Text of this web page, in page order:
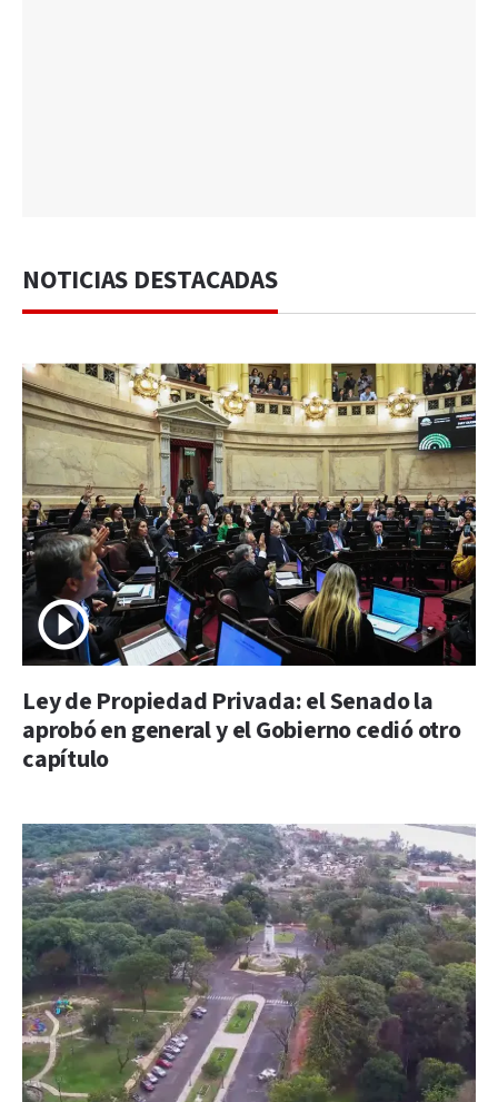
NOTICIAS DESTACADAS
Ley de Propiedad Privada: el Senado la
aprobó en general y el Gobierno cedió otro
capítulo